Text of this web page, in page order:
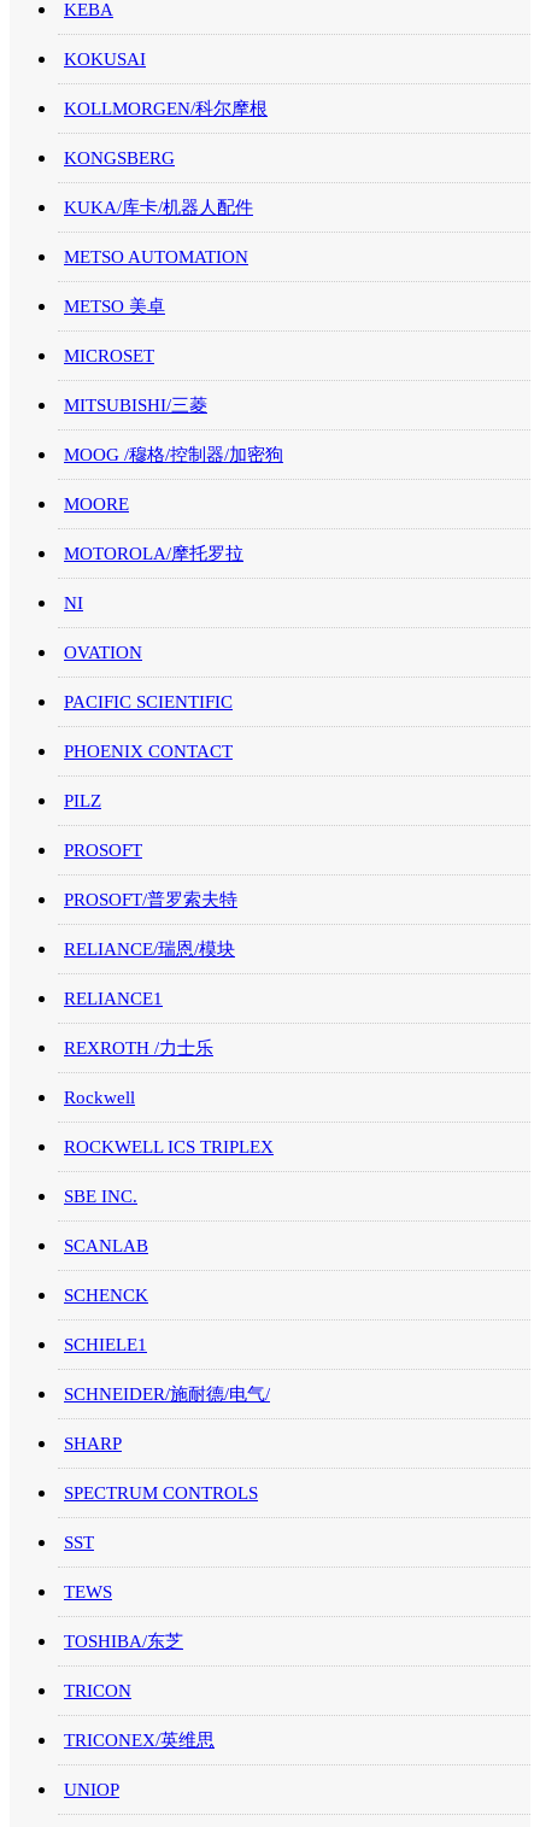
KEBA
KOKUSAI
KOLLMORGEN/科尔摩根
KONGSBERG
KUKA/库卡/机器人配件
METSO AUTOMATION
METSO 美卓
MICROSET
MITSUBISHI/三菱
MOOG /穆格/控制器/加密狗
MOORE
MOTOROLA/摩托罗拉
NI
OVATION
PACIFIC SCIENTIFIC
PHOENIX CONTACT
PILZ
PROSOFT
PROSOFT/普罗索夫特
RELIANCE/瑞恩/模块
RELIANCE1
REXROTH /力士乐
Rockwell
ROCKWELL ICS TRIPLEX
SBE INC.
SCANLAB
SCHENCK
SCHIELE1
SCHNEIDER/施耐德/电气/
SHARP
SPECTRUM CONTROLS
SST
TEWS
TOSHIBA/东芝
TRICON
TRICONEX/英维思
UNIOP